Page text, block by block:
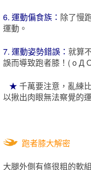
6. 運動偏食族： 除了慢
運動。
7. 運動姿勢錯誤： 就算
誤而導致跑者膝！( o Д
★ 千萬要注意，亂練
以揪出肉眼無法察覺的
跑者膝大解密
大腿外側有條很粗的軟